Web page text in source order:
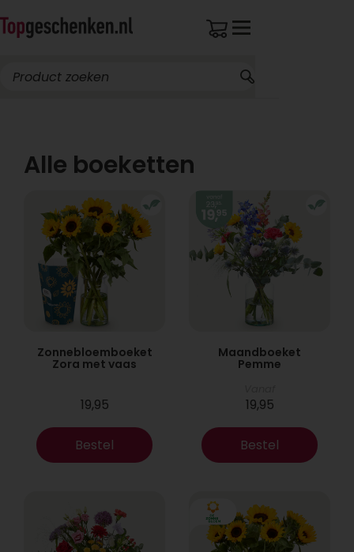
Alle boeketten
Zonnebloemboeket
Zora met vaas
19,95
Bestel
Maandboeket
Pemme
19,95
Bestel